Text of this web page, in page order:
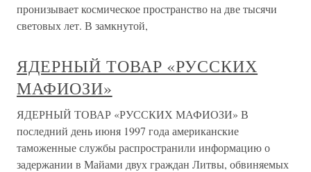
пронизывает космическое пространство на две тысячи
световых лет. В замкнутой,
ЯДЕРНЫЙ ТОВАР «РУССКИХ
МАФИОЗИ»
ЯДЕРНЫЙ ТОВАР «РУССКИХ МАФИОЗИ» В
последний день июня 1997 года американские
таможенные службы распространили информацию о
задержании в Майами двух граждан Литвы, обвиняемых